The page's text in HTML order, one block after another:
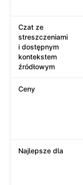
Czat ze
streszczeniami
i dostępnym
kontekstem
źródłowym
Ceny
Najlepsze dla